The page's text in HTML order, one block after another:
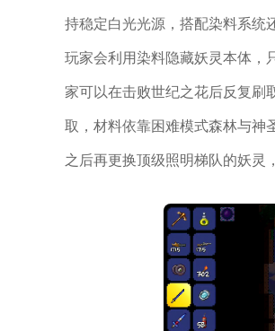
持稳定白光光源，搭配染料系统
玩家会利用染料隐藏妖灵本体，
家可以在击败世纪之花后反复刷
取，材料依靠困难模式森林与神
之后再更换顶级照明梯队的妖灵